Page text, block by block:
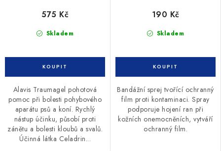
Skladem
575 Kč
Alavis Traumagel pohotová
pomoc při bolesti pohybového
aparátu psů a koní. Rychlý
nástup účinku, působí proti
zánětu a bolesti kloubů a svalů.
Účinná látka Celadrin...
Skladem
190 Kč
Bandážní sprej tvořící ochranný
film proti kontaminaci. Spray
podporuje hojení ran při
kožních onemocněních, vytváří
ochranný film.